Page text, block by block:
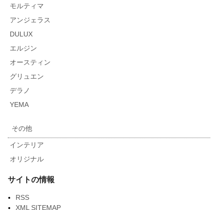
モルティマ
アンジェラス
DULUX
エルジン
オースティン
グリュエン
デラノ
YEMA
その他
インテリア
オリジナル
サイトの情報
RSS
XML SITEMAP